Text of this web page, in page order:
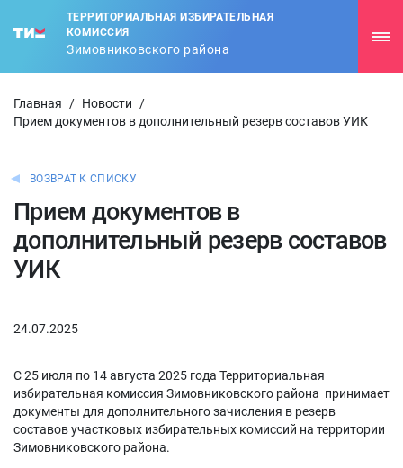
ТЕРРИТОРИАЛЬНАЯ ИЗБИРАТЕЛЬНАЯ
КОМИССИЯ
Зимовниковского района
Главная / Новости
/
Прием документов в дополнительный резерв составов УИК
ВОЗВРАТ К СПИСКУ
Прием документов в
дополнительный резерв составов
УИК
24.07.2025
С 25 июля по 14 августа 2025 года Территориальная
избирательная комиссия Зимовниковского района принимает
документы для дополнительного зачисления в резерв
составов участковых избирательных комиссий на территории
Зимовниковского района.